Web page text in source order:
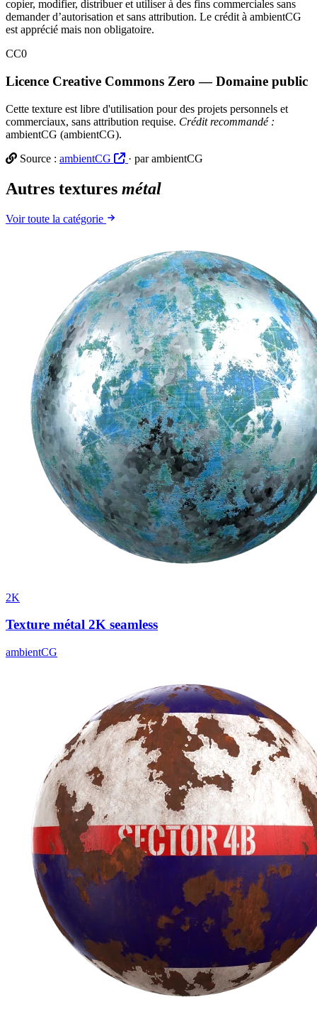
copier, modifier, distribuer et utiliser à des fins commerciales sans
demander d’autorisation et sans attribution. Le crédit à ambientCG
est apprécié mais non obligatoire.
CC0
Licence Creative Commons Zero — Domaine public
Cette texture est libre d'utilisation pour des projets personnels et
commerciaux, sans attribution requise. Crédit recommandé :
ambientCG (ambientCG).
Source : ambientCG · par ambientCG
Autres textures métal
Voir toute la catégorie
2K
Texture métal 2K seamless
ambientCG